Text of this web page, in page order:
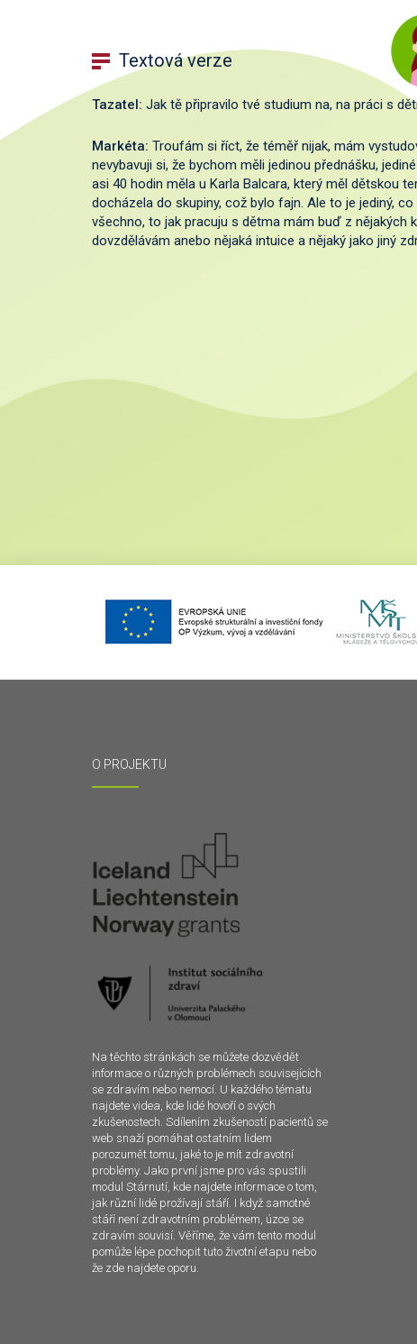
Textová verze
Tazatel: Jak tě připravilo tvé studium na, na práci s
Markéta: Troufám si říct, že téměř nijak, mám
nevybavuji si, že bychom měli jedinou přednášku,
asi 40 hodin měla u Karla Balcara, který měl dětskou
docházela do skupiny, což bylo fajn. Ale to je jediný,
všechno, to jak pracuju s dětma mám buď z nějakých
dovzdělávám anebo nějaká intuice a nějaký jako jiný
O PROJEKTU
Na těchto stránkách se můžete dozvědět
informace o různých problémech souvisejících
se zdravím nebo nemocí. U každého tématu
najdete videa, kde lidé hovoří o svých
zkušenostech. Sdílením zkušeností pacientů se
web snaží pomáhat ostatním lidem
porozumět tomu, jaké to je mít zdravotní
problémy. Jako první jsme pro vás spustili
modul Stárnutí, kde najdete informace o tom,
jak různí lidé prožívají stáří. I když samotné
stáří není zdravotním problémem, úzce se
zdravím souvisí. Věříme, že vám tento modul
pomůže lépe pochopit tuto životní etapu nebo
že zde najdete oporu.